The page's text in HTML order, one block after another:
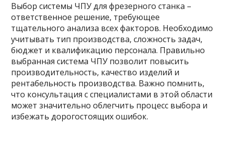
Выбор системы ЧПУ для фрезерного станка –
ответственное решение, требующее
тщательного анализа всех факторов. Необходимо
учитывать тип производства, сложность задач,
бюджет и квалификацию персонала. Правильно
выбранная система ЧПУ позволит повысить
производительность, качество изделий и
рентабельность производства. Важно помнить,
что консультация с специалистами в этой области
может значительно облегчить процесс выбора и
избежать дорогостоящих ошибок.